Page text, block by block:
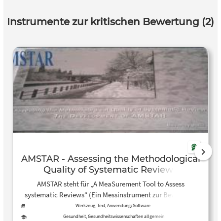
Instrumente zur kritischen Bewertung (2)
AMSTAR - Assessing the Methodological
Quality of Systematic Reviews
AMSTAR steht für „A MeaSurement Tool to Assess
systematic Reviews“ (Ein Messinstrument zur Bewertung
systematischer Übersichtsarbeiten). Es gab eine Zunahme
der systematischen Übersichtsarbeiten, die als eines der
Werkzeug, Text, Anwendung/Software
Gesundheit, Gesundheitswissenschaften allgemein